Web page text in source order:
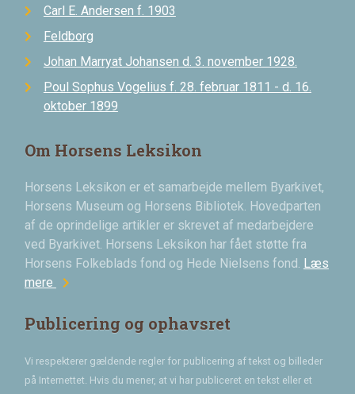
Carl E. Andersen f. 1903
Feldborg
Johan Marryat Johansen d. 3. november 1928.
Poul Sophus Vogelius f. 28. februar 1811 - d. 16.
oktober 1899
Om Horsens Leksikon
Horsens Leksikon er et samarbejde mellem Byarkivet,
Horsens Museum og Horsens Bibliotek. Hovedparten
af de oprindelige artikler er skrevet af medarbejdere
ved Byarkivet. Horsens Leksikon har fået støtte fra
Horsens Folkeblads fond og Hede Nielsens fond. Læs
mere chevron_right
Publicering og ophavsret
Vi respekterer gældende regler for publicering af tekst og billeder
på Internettet. Hvis du mener, at vi har publiceret en tekst eller et